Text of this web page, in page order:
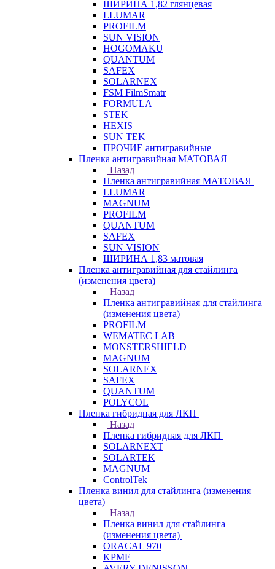
ШИРИНА 1,82 глянцевая
LLUMAR
PROFILM
SUN VISION
HOGOMAKU
QUANTUM
SAFEX
SOLARNEX
FSM FilmSmatr
FORMULA
STEK
HEXIS
SUN TEK
ПРОЧИЕ антигравийные
Пленка антигравийная МАТОВАЯ
Назад
Пленка антигравийная МАТОВАЯ
LLUMAR
MAGNUM
PROFILM
QUANTUM
SAFEX
SUN VISION
ШИРИНА 1,83 матовая
Пленка антигравийная для стайлинга
(изменения цвета)
Назад
Пленка антигравийная для стайлинга
(изменения цвета)
PROFILM
WEMATEC LAB
MONSTERSHIELD
MAGNUM
SOLARNEX
SAFEX
QUANTUM
POLYCOL
Пленка гибридная для ЛКП
Назад
Пленка гибридная для ЛКП
SOLARNEXT
SOLARTEK
MAGNUM
ControlTek
Пленка винил для стайлинга (изменения
цвета)
Назад
Пленка винил для стайлинга
(изменения цвета)
ORACAL 970
KPMF